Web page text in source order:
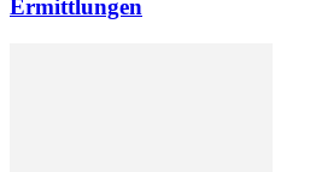
Ermittlungen